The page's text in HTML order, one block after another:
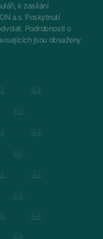
k zasílání
a.s. Poskytnutí
Podrobnosti o
jsou obsaženy